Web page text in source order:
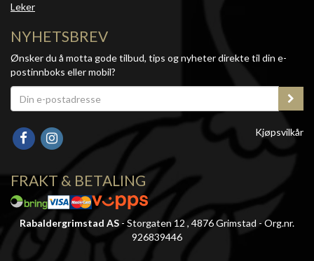
Leker
NYHETSBREV
Ønsker du å motta gode tilbud, tips og nyheter direkte til din e-
postinnboks eller mobil?
Kjøpsvilkår
FRAKT & BETALING
Rabaldergrimstad AS - Storgaten 12 , 4876 Grimstad - Org.nr.
926839446